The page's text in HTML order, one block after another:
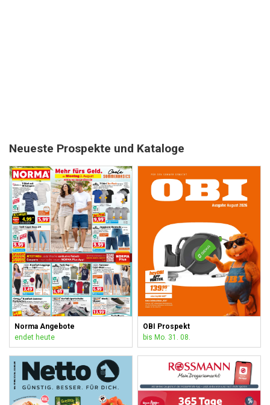
Neueste Prospekte und Kataloge
Norma Angebote
endet heute
OBI Prospekt
bis Mo. 31. 08.